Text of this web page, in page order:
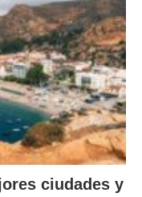
ciudades y